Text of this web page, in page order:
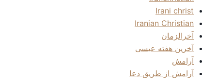
Irani christ
Iranian Christian
آخرالزمان
آخرین هفته عیسی
آرامش
آرامش از طریق دعا